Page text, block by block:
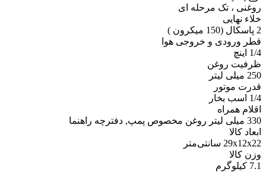
روغنی ، تک مرحله ای
خلاء نهایی
2 پاسکال (150 میکرون )
قطر ورودی و خروجی هوا
1/4 اینچ
ظرفیت روغن
250 میلی لیتر
قدرت موتور
1/4 اسب بخار
اقلام همراه
330 میلی لیتر روغن مخصوص پمپ, دفترچه راهنما
ابعاد کالا
29x12x22 سانتی‌متر
وزن کالا
7.1 کیلوگرم